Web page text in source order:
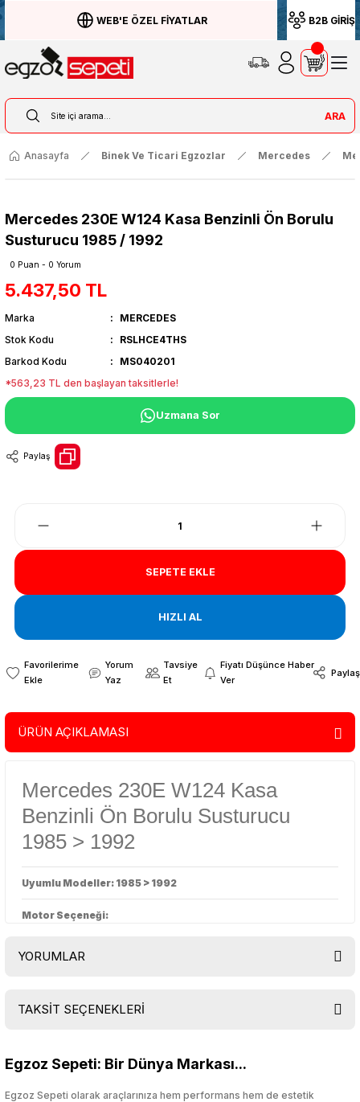
WEB'E ÖZEL FİYATLAR B2B GİRİŞ
ARA
Anasayfa Binek Ve Ticari Egzozlar Mercedes
Mercedes 230E W124 Kasa Benzinli Ön Borulu
Susturucu 1985 / 1992
0 Puan - 0 Yorum
5.437,50 TL
Marka
MERCEDES
Stok Kodu
RSLHCE4THS
Barkod Kodu
MS040201
*563,23 TL den başlayan taksitlerle!
Uzmana Sor
Paylaş
SEPETE EKLE
HIZLI AL
Yorum
Yaz
Tavsiye
Et
Fiyatı Düşünce Haber
Ver
Paylaş
ÜRÜN AÇIKLAMASI
Mercedes 230E W124 Kasa
Benzinli Ön Borulu Susturucu
1985 > 1992
Uyumlu Modeller: 1985 > 1992
Motor Seçeneği:
YORUMLAR
TAKSİT SEÇENEKLERİ
Egzoz Sepeti: Bir Dünya Markası...
Egzoz Sepeti olarak araçlarınıza hem performans hem de estetik